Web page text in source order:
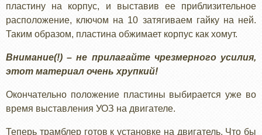
пластину на корпус, и выставив ее приблизительное
расположение, ключом на 10 затягиваем гайку на ней.
Таким образом, пластина обжимает корпус как хомут.
Внимание(!) – не прилагайте чрезмерного усилия,
этот материал очень хрупкий!
Окончательно положение пластины выбирается уже во
время выставления УОЗ на двигателе.
Теперь трамблер готов к установке на двигатель. Что бы